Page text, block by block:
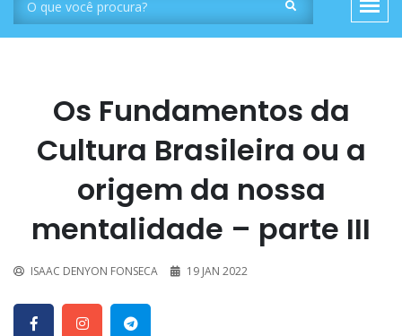
Os Fundamentos da
Cultura Brasileira ou a
origem da nossa
mentalidade – parte III
ISAAC DENYON FONSECA 19 JAN 2022